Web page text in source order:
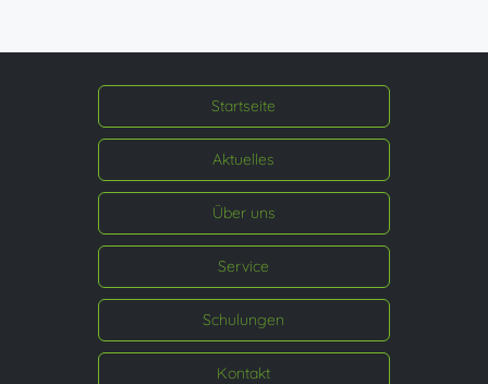
Startseite
Aktuelles
Über uns
Service
Schulungen
Kontakt